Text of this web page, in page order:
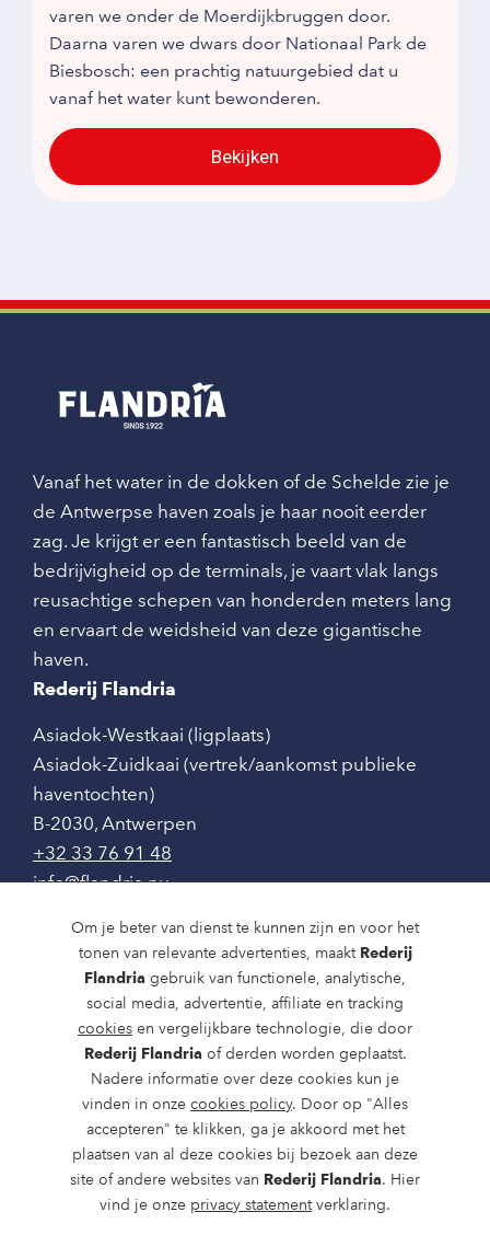
Om je beter van dienst te kunnen zijn en voor het
tonen van relevante advertenties, maakt Rederij
Flandria gebruik van functionele, analytische,
social media, advertentie, affiliate en tracking
cookies en vergelijkbare technologie, die door
Rederij Flandria of derden worden geplaatst.
Nadere informatie over deze cookies kun je
vinden in onze cookies policy. Door op "Alles
accepteren" te klikken, ga je akkoord met het
plaatsen van al deze cookies bij bezoek aan deze
site of andere websites van Rederij Flandria. Hier
vind je onze privacy statementverklaring.
varen we onder de Moerdijkbruggen door.
Daarna varen we dwars door Nationaal Park de
Biesbosch: een prachtig natuurgebied dat u
vanaf het water kunt bewonderen.
Bekijken
Vanaf het water in de dokken of de Schelde zie je
de Antwerpse haven zoals je haar nooit eerder
zag. Je krijgt er een fantastisch beeld van de
bedrijvigheid op de terminals, je vaart vlak langs
reusachtige schepen van honderden meters lang
en ervaart de weidsheid van deze gigantische
haven.
Rederij Flandria
Asiadok-Westkaai (ligplaats)
Asiadok-Zuidkaai (vertrek/aankomst publieke
haventochten)
B-2030, Antwerpen
+32 33 76 91 48
info@flandria.nu
Contact
Vaaragenda
Rondvaarten en dagtochten
Nieuws
Over ons
Route en bereikbaarheid